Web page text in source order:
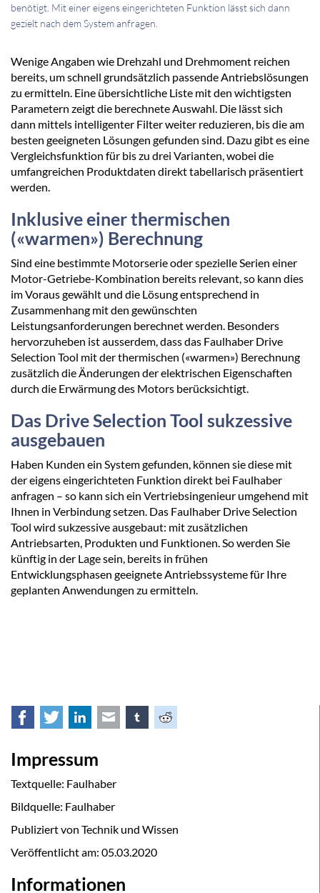
benötigt. Mit einer eigens eingerichteten Funktion lässt sich dann
gezielt nach dem System anfragen.
Wenige Angaben wie Drehzahl und Drehmoment reichen
bereits, um schnell grundsätzlich passende Antriebslösungen
zu ermitteln. Eine übersichtliche Liste mit den wichtigsten
Parametern zeigt die berechnete Auswahl. Die lässt sich
dann mittels intelligenter Filter weiter reduzieren, bis die am
besten geeigneten Lösungen gefunden sind. Dazu gibt es eine
Vergleichsfunktion für bis zu drei Varianten, wobei die
umfangreichen Produktdaten direkt tabellarisch präsentiert
werden.
Inklusive einer thermischen
(«warmen») Berechnung
Sind eine bestimmte Motorserie oder spezielle Serien einer
Motor-Getriebe-Kombination bereits relevant, so kann dies
im Voraus gewählt und die Lösung entsprechend in
Zusammenhang mit den gewünschten
Leistungsanforderungen berechnet werden. Besonders
hervorzuheben ist ausserdem, dass das Faulhaber Drive
Selection Tool mit der thermischen («warmen») Berechnung
zusätzlich die Änderungen der elektrischen Eigenschaften
durch die Erwärmung des Motors berücksichtigt.
Das Drive Selection Tool sukzessive
ausgebauen
Haben Kunden ein System gefunden, können sie diese mit
der eigens eingerichteten Funktion direkt bei Faulhaber
anfragen – so kann sich ein Vertriebsingenieur umgehend mit
Ihnen in Verbindung setzen. Das Faulhaber Drive Selection
Tool wird sukzessive ausgebaut: mit zusätzlichen
Antriebsarten, Produkten und Funktionen. So werden Sie
künftig in der Lage sein, bereits in frühen
Entwicklungsphasen geeignete Antriebssysteme für Ihre
geplanten Anwendungen zu ermitteln.
Facebook
TwitterLinkedInE-mail tumblrReddit
Impressum
Textquelle: Faulhaber
Bildquelle: Faulhaber
Publiziert von Technik und Wissen
Veröffentlicht am: 05.03.2020
Informationen